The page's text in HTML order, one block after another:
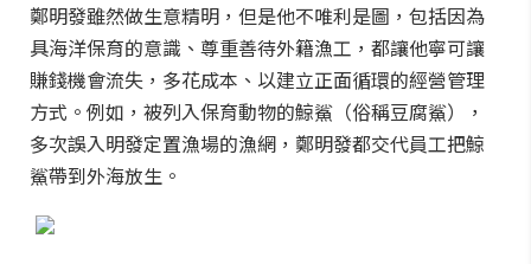
鄭明發雖然做生意精明，但是他不唯利是圖，包括因為
具海洋保育的意識、尊重善待外籍漁工，都讓他寧可讓
賺錢機會流失，多花成本、以建立正面循環的經營管理
方式。例如，被列入保育動物的鯨鯊（俗稱豆腐鯊），
多次誤入明發定置漁場的漁網，鄭明發都交代員工把鯨
鯊帶到外海放生。